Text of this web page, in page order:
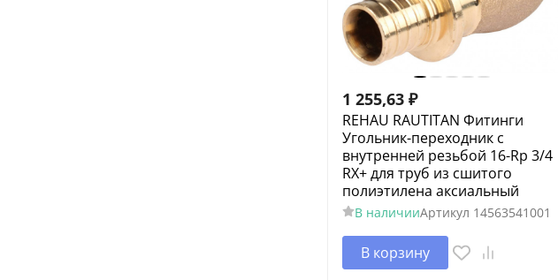
1 255,63 ₽
REHAU RAUTITAN Фитинги
Угольник-переходник с
внутренней резьбой 16-Rp 3/4
RX+ для труб из сшитого
полиэтилена аксиальный
В наличииАртикул 14563541001
В корзину